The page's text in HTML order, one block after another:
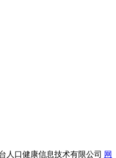
人口健康信息技术有限公司 网